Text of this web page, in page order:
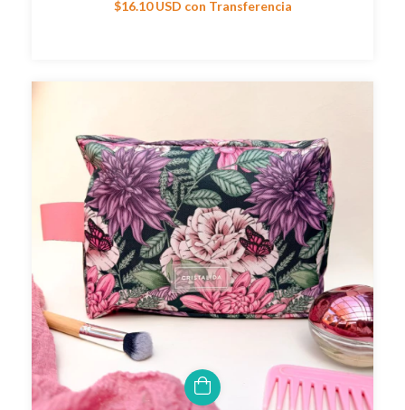
$16.10 USD con Transferencia